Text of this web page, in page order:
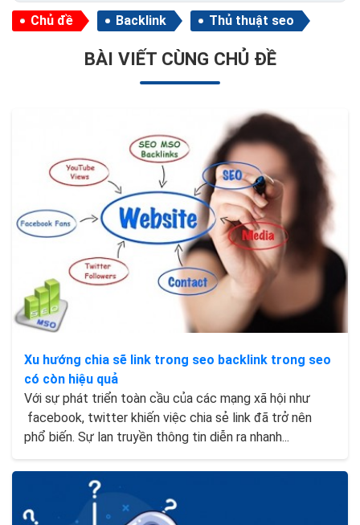
Chủ đề Backlink Thủ thuật seo
BÀI VIẾT CÙNG CHỦ ĐỀ
Xu hướng chia sẽ link trong seo backlink trong seo
có còn hiệu quả
Với sự phát triển toàn cầu của các mạng xã hội như
facebook, twitter khiến việc chia sẻ link đã trở nên
phổ biến. Sự lan truyền thông tin diễn ra nhanh...